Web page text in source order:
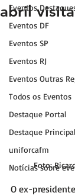
Eventos
Eventos DF
Eventos SP
Eventos RJ
Eventos Outras
Todos os Eventos
Destaque Portal
Destaque
uniforcafm
Notícias sobre
abril
Foto:
O ex-